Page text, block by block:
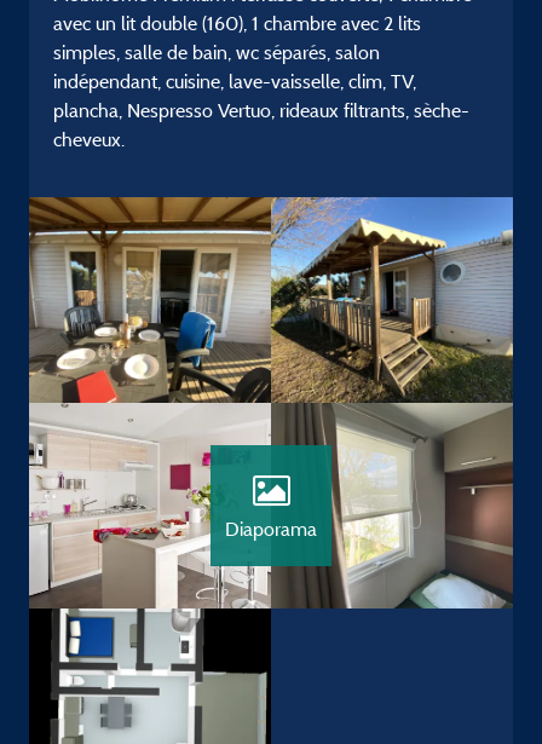
avec un lit double (160), 1 chambre avec 2 lits
simples, salle de bain, wc séparés, salon
indépendant, cuisine, lave-vaisselle, clim, TV,
plancha, Nespresso Vertuo, rideaux filtrants, sèche-
cheveux.
Diaporama